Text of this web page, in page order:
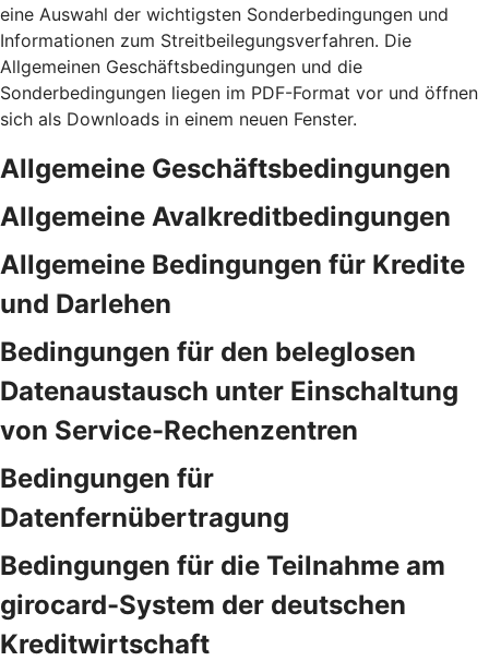
eine Auswahl der wichtigsten Sonderbedingungen und
Informationen zum Streitbeilegungsverfahren. Die
Allgemeinen Geschäftsbedingungen und die
Sonderbedingungen liegen im PDF-Format vor und öffnen
sich als Downloads in einem neuen Fenster.
Allgemeine Geschäftsbedingungen
Allgemeine Avalkreditbedingungen
Allgemeine Bedingungen für Kredite
und Darlehen
Bedingungen für den beleglosen
Datenaustausch unter Einschaltung
von Service-Rechenzentren
Bedingungen für
Datenfernübertragung
Bedingungen für die Teilnahme am
girocard-System der deutschen
Kreditwirtschaft